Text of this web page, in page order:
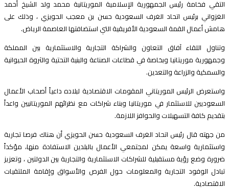
فخامة رئيس الجمهورية الإسلامية الموريتانية محمد ولد الشيخ أحمد
برئيس اتحاد الغرف السعودية حسن بن معجب الحويزي ، وذلك على
أعمال القمة السعودية الأفريقية التي استضافتها العاصمة الرياض.
اللقاء آفاق التعاون والشراكة التجارية والاستثمارية بين المملكة
موريتانيا وبخاصة في قطاعات الصناعة والبنية التحتية والثروة الحيوانية
والزراعة والتعدين.
الرئيس الموريتاني المقومات الاقتصادية لبلاده داعياً أصحاب الأعمال
للاستثمار في موريتانيا وبناء شراكات مع نظرائهم الموريتانيين واعداً
كافة التسهيلات والحوافز اللازمة.
جهته قال رئيس اتحاد الغرف السعودية حسن الحويزي أن هناك فرصا تجارية
واسعة يمكن لمجتمعي الأعمال بالبلدين الاستفادة منها، مؤكداً
وضع رؤية مستقبلية للشراكات الاستثمارية والتجارية بين الدولتين ، وتعزيز
الوفود التجارية والمعلومات حول الفرص والأسواق وإقامة الملتقيات